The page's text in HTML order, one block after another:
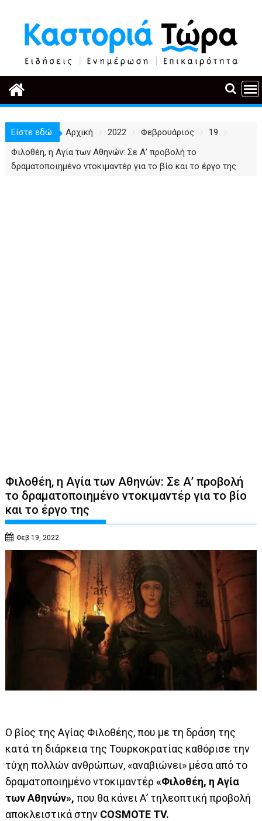
περιεχόμενο
Είστε εδώ: Αρχική 2022 Φεβρουάριος
19
Φιλοθέη, η Αγία των Αθηνών: Σε Α’ προβολή το
δραματοποιημένο ντοκιμαντέρ για το βίο και το έργο της
Φιλοθέη, η Αγία των Αθηνών: Σε Α’ προβολή
το δραματοποιημένο ντοκιμαντέρ για το βίο
και το έργο της
Φεβ 19, 2022
Ο βίος της Αγίας Φιλοθέης, που με τη δράση της
κατά τη διάρκεια της Τουρκοκρατίας καθόρισε την
τύχη πολλών ανθρώπων, «αναβιώνει» μέσα από το
δραματοποιημένο ντοκιμαντέρ «Φιλοθέη, η Αγία
των Αθηνών»,που θα κάνει Α’ τηλεοπτική προβολή
αποκλειστικά στην COSMOTE TV.